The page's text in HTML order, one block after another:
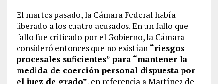
El martes pasado, la Cámara Federal había
liberado a los cuatro acusados. En un fallo que
fallo fue criticado por el Gobierno, la Cámara
consideró entonces que no existían “riesgos
procesales suficientes” para “mantener la
medida de coerción personal dispuesta por
el juez de grado”, en referencia a Martínez de